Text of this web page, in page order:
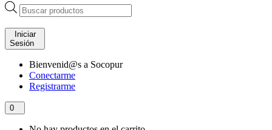
Búsqueda
de
productos
Iniciar
Sesión
Bienvenid@s a Socopur
Conectarme
Registrarme
0